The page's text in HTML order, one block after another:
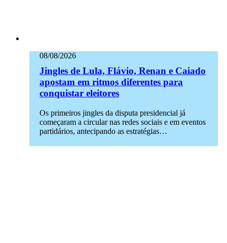
08/08/2026
Jingles de Lula, Flávio, Renan e Caiado
apostam em ritmos diferentes para
conquistar eleitores
Os primeiros jingles da disputa presidencial já
começaram a circular nas redes sociais e em eventos
partidários, antecipando as estratégias…